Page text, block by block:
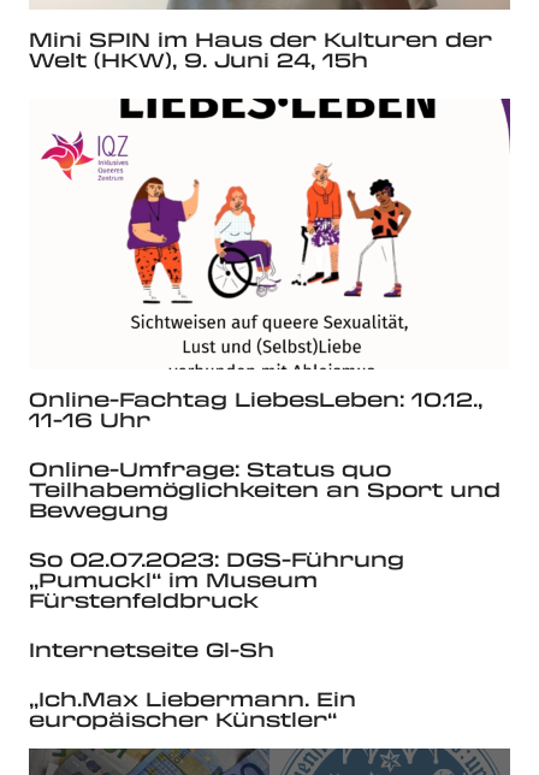
Mini SPIN im Haus der Kulturen der
Welt (HKW), 9. Juni 24, 15h
Online-Fachtag LiebesLeben: 10.12.,
11-16 Uhr
Online-Umfrage: Status quo
Teilhabemöglichkeiten an Sport und
Bewegung
So 02.07.2023: DGS-Führung
„Pumuckl“ im Museum
Fürstenfeldbruck
Internetseite Gl-Sh
„Ich.Max Liebermann. Ein
europäischer Künstler“